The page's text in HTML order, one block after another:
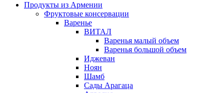
Продукты из Армении
Фруктовые консервации
Варенье
ВИТАЛ
Варенья малый объем
Варенья большой объем
Иджеван
Ноян
Шамб
Сады Арагаца